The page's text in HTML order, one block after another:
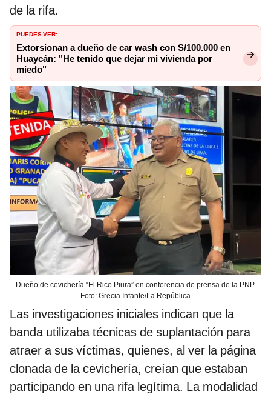
de la rifa.
PUEDES VER:
Extorsionan a dueño de car wash con S/100.000 en
Huaycán: "He tenido que dejar mi vivienda por
miedo"
Dueño de cevichería “El Rico Piura” en conferencia de prensa de la PNP.
Foto: Grecia Infante/La República
Las investigaciones iniciales indican que la
banda utilizaba técnicas de suplantación para
atraer a sus víctimas, quienes, al ver la página
clonada de la cevichería, creían que estaban
participando en una rifa legítima. La modalidad